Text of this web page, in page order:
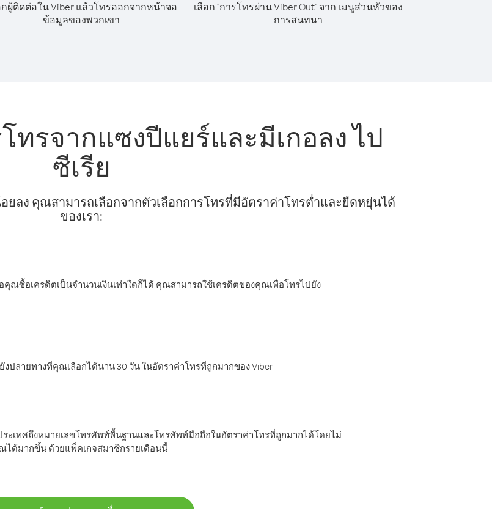
กผู้ติดต่อใน Viber แล้วโทรออกจากหน้าจอ
ข้อมูลของพวกเขา
เลือก "การโทรผ่าน Viber Out" จาก เมนูส่วนหัวของ
การสนทนา
ทรจากแซงปีแยร์และมีเกอลง ไป
ซีเรีย
ลง คุณสามารถเลือกจากตัวเลือกการโทรที่มีอัตราค่าโทรต่ำและยืดหยุ่นได้
ของเรา:
คุณซื้อเครดิตเป็นจำนวนเงินเท่าใดก็ได้ คุณสามารถใช้เครดิตของคุณเพื่อโทรไปยัง
ปลายทางที่คุณเลือกได้นาน 30 วัน ในอัตราค่าโทรที่ถูกมากของ Viber
ะเทศถึงหมายเลขโทรศัพท์พื้นฐานและโทรศัพท์มือถือในอัตราค่าโทรที่ถูกมากได้โดยไม่
ด้มากขึ้น ด้วยแพ็คเกจสมาชิกรายเดือนนี้